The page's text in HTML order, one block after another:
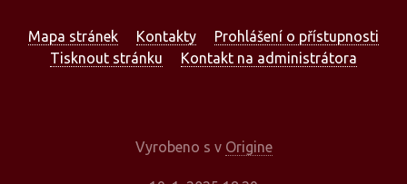
Mapa stránek Kontakty
Prohlášení o přístupnosti
Tisknout stránku
Kontakt na administrátora
Vyrobeno s v Origine